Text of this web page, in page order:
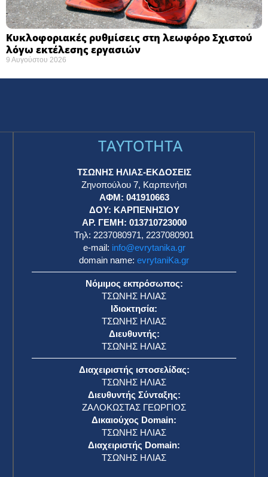
Κυκλοφοριακές ρυθμίσεις στη λεωφόρο Σχιστού
λόγω εκτέλεσης εργασιών
9 Αυγούστου 2026
TAYTOTHTA
ΤΣΩΝΗΣ ΗΛΙΑΣ-ΕΚΔΟΣΕΙΣ
Ζηνοπούλου 7, Καρπενήσι
ΑΦΜ: 041910663
ΔΟΥ: ΚΑΡΠΕΝΗΣΙΟΥ
ΑΡ. ΓΕΜΗ: 013710723000
Τηλ: 2237080971, 2237080901
e-mail: info@evrytanika.gr
domain name: evrytaniKa.gr
Νόμιμος εκπρόσωπος:
ΤΣΩΝΗΣ ΗΛΙΑΣ
Ιδιοκτησία:
ΤΣΩΝΗΣ ΗΛΙΑΣ
Διευθυντής:
ΤΣΩΝΗΣ ΗΛΙΑΣ
Διαχειριστής ιστοσελίδας:
ΤΣΩΝΗΣ ΗΛΙΑΣ
Διευθυντής Σύνταξης:
ΖΑΛΟΚΩΣΤΑΣ ΓΕΩΡΓΙΟΣ
Δικαιούχος Domain:
ΤΣΩΝΗΣ ΗΛΙΑΣ
Διαχειριστής Domain:
ΤΣΩΝΗΣ ΗΛΙΑΣ